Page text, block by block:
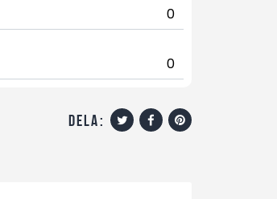
0
0
dela: